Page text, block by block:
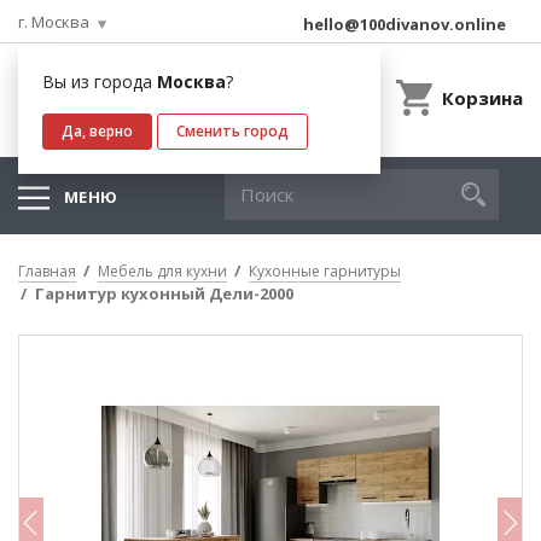
г. Москва
Вы из города Москва?
Да, верно Сменить город
hello@100divanov.online
Корзина
МЕНЮ
Главная Мебель для кухни Кухонные гарнитуры
Гарнитур кухонный Дели-2000